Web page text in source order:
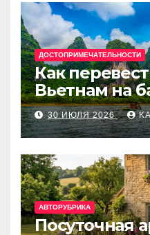
ДОСТОПРИМЕЧАТЕЛЬНОСТИ
Как
Вьетнам на
счёт:
банки
30 ИЮЛЯ 2026
АВТОРУБРИКА
Посуточная